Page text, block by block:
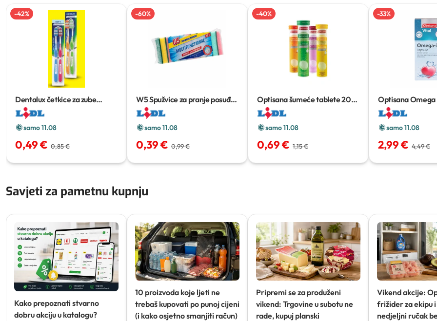
-42%
Dentalux četkice za zube
classic 2 kom
samo 11.08
0,49 € 0,85 €
-60%
W5 Spužvice za pranje posuđa
10 kom
samo 11.08
0,39 € 0,99 €
-40%
Optisana šumeće tablete20
komada
samo 11.08
0,69 € 1,15 €
-33%
Optisana Omega
kom
samo 11.08
2,99 € 4,49 €
Savjeti za pametnu kupnju
Kako prepoznati stvarno
dobru akciju u katalogu?
10 proizvoda koje ljeti ne
trebaš kupovati po punoj cijeni
(i kako osjetno smanjiti račun)
Pripremi se za produženi
vikend: Trgovine u subotu ne
rade, kupuj planski
Vikend akcije:
frižider za ekipu
nedjeljni ručak